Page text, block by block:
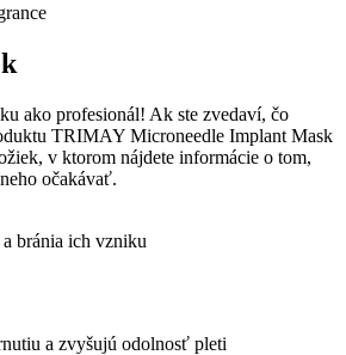
ako profesionál! Ak ste zvedaví, čo
TRIMAY Microneedle Implant Mask
v ktorom nájdete informácie o tom,
očakávať.
bránia ich vzniku
a zvyšujú odolnosť pleti